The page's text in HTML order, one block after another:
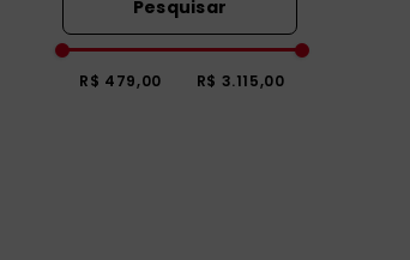
R$ 479,00 R$ 3.115,00